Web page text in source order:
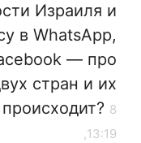
Израиля и
в WhatsApp,
— про
стран и их
13:19,